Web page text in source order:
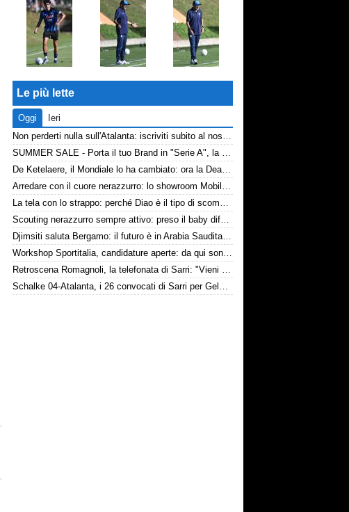
Le più lette
Oggi
Ieri
Non perderti nulla sull'Atalanta: iscriviti subito al nostro canale WhatsApp!
SUMMER SALE - Porta il tuo Brand in "Serie A", la tua azienda e professione titolare nel cuore dell'Atalanta
De Ketelaere, il Mondiale lo ha cambiato: ora la Dea riparte da lui
Arredare con il cuore nerazzurro: lo showroom Mobilmondo a Osio Sotto. Quando essere di fede atalantina conviene
La tela con lo strappo: perché Diao è il tipo di scommessa che Giuntoli ama
Scouting nerazzurro sempre attivo: preso il baby difensore 2010 Levačić
Djimsiti saluta Bergamo: il futuro è in Arabia Saudita! Tre milioni e firma biennale
Workshop Sportitalia, candidature aperte: da qui sono passate firme di Serie A
Retroscena Romagnoli, la telefonata di Sarri: "Vieni con me a Bergamo"
Schalke 04-Atalanta, i 26 convocati di Sarri per Gelsenkirchen